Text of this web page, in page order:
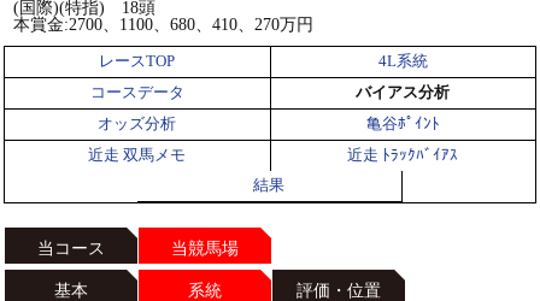
(国際)(特指) 18頭
本賞金:2700、1100、680、410、270万円
レースTOP
4L系統
コースデータ
バイアス分析
オッズ分析
亀谷ﾎﾟｲﾝﾄ
近走 双馬メモ
近走 ﾄﾗｯｸﾊﾞｲｱｽ
結果
当コース 当競馬場
基本 系統 評価・位置